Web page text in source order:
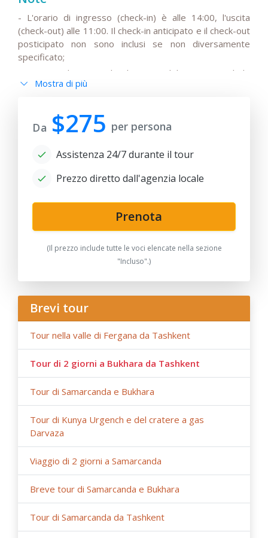
- L'orario di ingresso (check-in) è alle 14:00, l'uscita
(check-out) alle 11:00. Il check-in anticipato e il check-out
posticipato non sono inclusi se non diversamente
specificato;
- Si prega di notare che il prezzo del tour non include
l'IVA stagionale del 15%, che potrebbe essere aggiunta
- Si prega di notare che gli autisti non parlano inglese o
hanno solo una conoscenza di base della lingua;
orari dei trasferimenti a seconda dell'orario di
discussi e concordati in anticipo;
- Si prega di notare che i viaggi in treno possono essere
sostituiti da trasferimenti in auto a seconda della
disponibilità dei biglietti e dell'orario dei treni;
- Dopo la data di pubblicazione, qualsiasi modifica agli
hotel, ai prezzi dei biglietti aerei/ferroviari, all'aumento
delle tasse e alle fluttuazioni del tasso di cambio può
influenzare il prezzo del tour;
- Anur Tour non è responsabile per circostanze di forza
maggiore (condizioni meteorologiche durante il viaggio,
lavori di riparazione o ricostruzione su tratti stradali,
restrizioni governative).
Mostra di più
Da $275 per persona
Assistenza 24/7 durante il tour
Prezzo diretto dall'agenzia locale
Prenota
(Il prezzo include tutte le voci elencate nella sezione
"Incluso".)
Brevi tour
Tour nella valle di Fergana da Tashkent
Tour di 2 giorni a Bukhara da Tashkent
Tour di Samarcanda e Bukhara
Tour di Kunya Urgench e del cratere a gas
Darvaza
Viaggio di 2 giorni a Samarcanda
Breve tour di Samarcanda e Bukhara
Tour di Samarcanda da Tashkent